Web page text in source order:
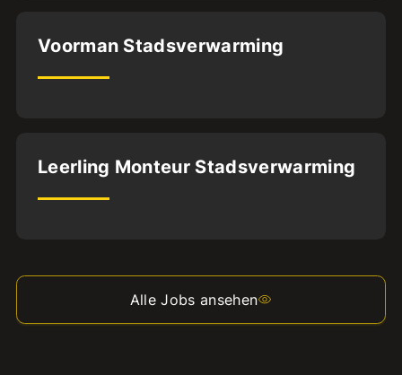
Almere
Voorman Stadsverwarming
Almere
Leerling Monteur Stadsverwarming
Alle Jobs ansehen